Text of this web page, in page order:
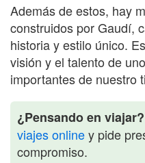
Además de estos, hay
construidos por Gaudí,
historia y estilo único.
visión y el talento de
importantes de nuestro
¿Pensando en viajar?
viajes onliney pide
compromiso.